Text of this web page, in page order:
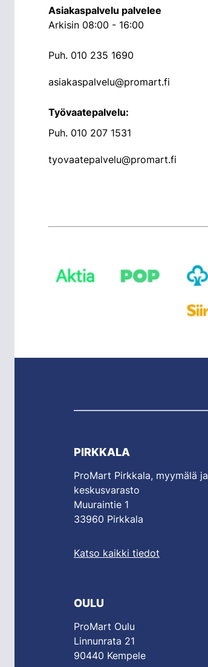
Asiakaspalvelu palvelee
Arkisin 08:00 - 16:00
Puh. 010 235 1690
asiakaspalvelu@promart.fi
Työvaatepalvelu:
Puh. 010 207 1531
tyovaatepalvelu@promart.fi
PIRKKALA
ProMart Pirkkala, myymälä ja
keskusvarasto
Muuraintie 1
33960 Pirkkala
Katso kaikki tiedot
OULU
ProMart Oulu
Linnunrata 21
90440 Kempele